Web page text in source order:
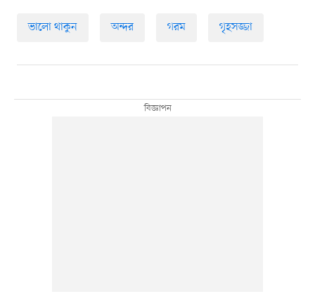
ভালো থাকুন অন্দর গরম গৃহসজ্জা